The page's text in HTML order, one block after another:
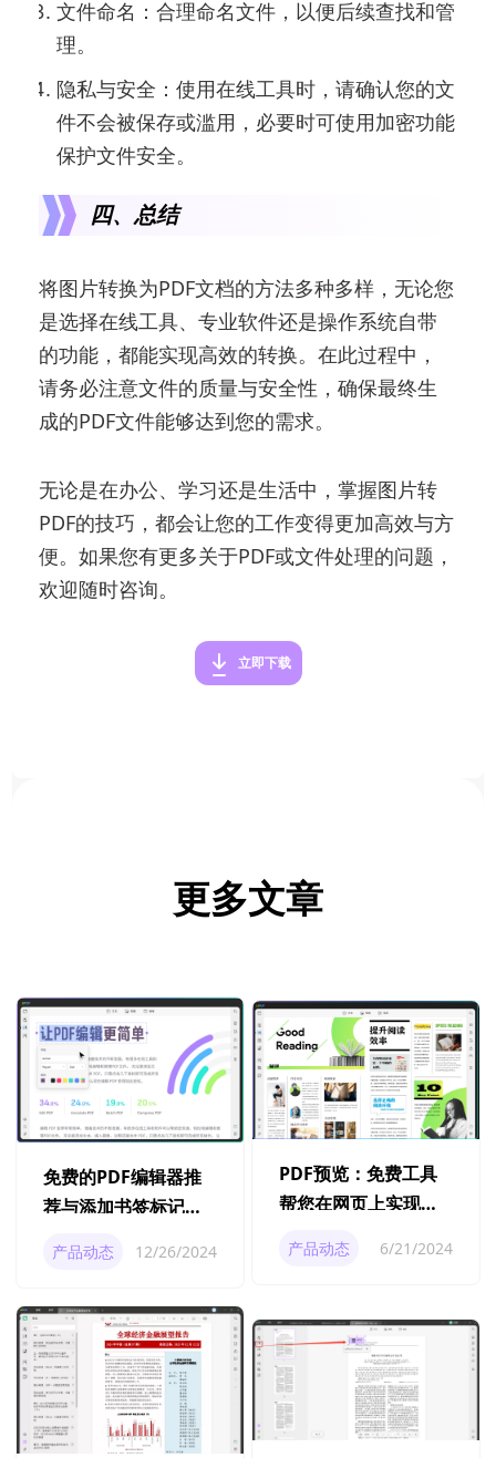
文件命名：合理命名文件，以便后续查找和管
理。
隐私与安全：使用在线工具时，请确认您的文
件不会被保存或滥用，必要时可使用加密功能
保护文件安全。
四、总结
将图片转换为PDF文档的方法多种多样，无论您
是选择在线工具、专业软件还是操作系统自带
的功能，都能实现高效的转换。在此过程中，
请务必注意文件的质量与安全性，确保最终生
成的PDF文件能够达到您的需求。
无论是在办公、学习还是生活中，掌握图片转
PDF的技巧，都会让您的工作变得更加高效与方
便。如果您有更多关于PDF或文件处理的问题，
欢迎随时咨询。
立即下载
更多文章
免费的PDF编辑器推
荐与添加书签标记方
产品动态 12/26/2024
PDF预览：免费工具
帮您在网页上实现
产品动态 6/21/2024